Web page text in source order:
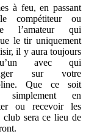
à feu, en passant
compétiteur ou
l’amateur qui
le tir uniquement
il y aura toujours
avec qui
sur votre
Que ce soit
simplement en
ou recevoir les
club sera ce lieu de